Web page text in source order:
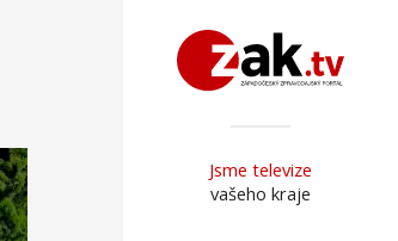
Jsme televize
vašeho kraje